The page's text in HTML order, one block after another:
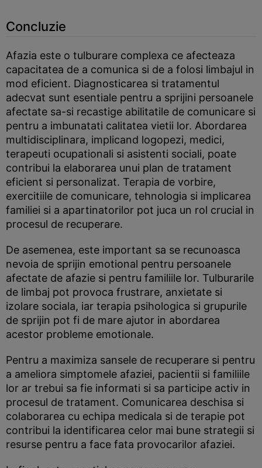
Concluzie
Afazia este o tulburare complexa ce afecteaza
capacitatea de a comunica si de a folosi limbajul in
mod eficient. Diagnosticarea si tratamentul
adecvat sunt esentiale pentru a sprijini persoanele
afectate sa-si recastige abilitatile de comunicare si
pentru a imbunatati calitatea vietii lor. Abordarea
multidisciplinara, implicand logopezi, medici,
terapeuti ocupationali si asistenti sociali, poate
contribui la elaborarea unui plan de tratament
eficient si personalizat. Terapia de vorbire,
exercitiile de comunicare, tehnologia si implicarea
familiei si a apartinatorilor pot juca un rol crucial in
procesul de recuperare.
De asemenea, este important sa se recunoasca
nevoia de sprijin emotional pentru persoanele
afectate de afazie si pentru familiile lor. Tulburarile
de limbaj pot provoca frustrare, anxietate si
izolare sociala, iar terapia psihologica si grupurile
de sprijin pot fi de mare ajutor in abordarea
acestor probleme emotionale.
Pentru a maximiza sansele de recuperare si pentru
a ameliora simptomele afaziei, pacientii si familiile
lor ar trebui sa fie informati si sa participe activ in
procesul de tratament. Comunicarea deschisa si
colaborarea cu echipa medicala si de terapie pot
contribui la identificarea celor mai bune strategii si
resurse pentru a face fata provocarilor afaziei.